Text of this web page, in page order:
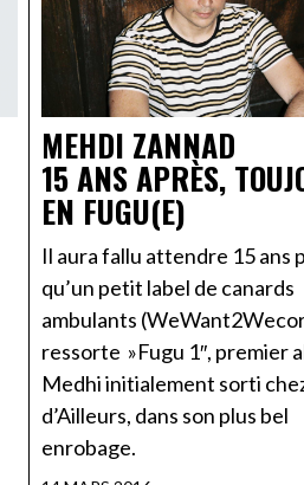
MEHDI ZANNAD
15 ANS APRÈS,
EN FUGU(E)
Il aura fallu attendre 15 ans
qu’un petit label de canards
ambulants
ressorte »Fugu 1″, premier
Medhi initialement sorti
d’Ailleurs, dans son plus bel
enrobage.